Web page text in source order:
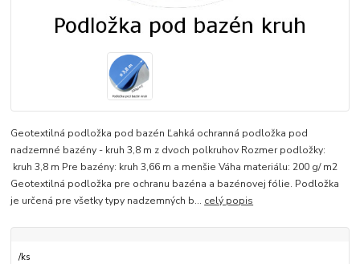
Geotextilná podložka pod bazén Ľahká ochranná podložka pod
nadzemné bazény - kruh 3,8 m z dvoch polkruhov Rozmer podložky:
kruh 3,8 m Pre bazény: kruh 3,66 m a menšie Váha materiálu: 200 g/ m2
Geotextilná podložka pre ochranu bazéna a bazénovej fólie. Podložka
je určená pre všetky typy nadzemných b... celý popis
/ks